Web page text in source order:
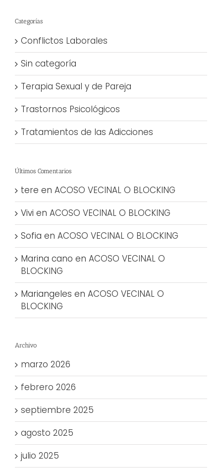
Categorías
Conflictos Laborales
Sin categoría
Terapia Sexual y de Pareja
Trastornos Psicológicos
Tratamientos de las Adicciones
Últimos Comentarios
tere en ACOSO VECINAL O BLOCKING
Vivi en ACOSO VECINAL O BLOCKING
Sofia en ACOSO VECINAL O BLOCKING
Marina cano en ACOSO VECINAL O
BLOCKING
Mariangeles en ACOSO VECINAL O
BLOCKING
Archivo
marzo 2026
febrero 2026
septiembre 2025
agosto 2025
julio 2025